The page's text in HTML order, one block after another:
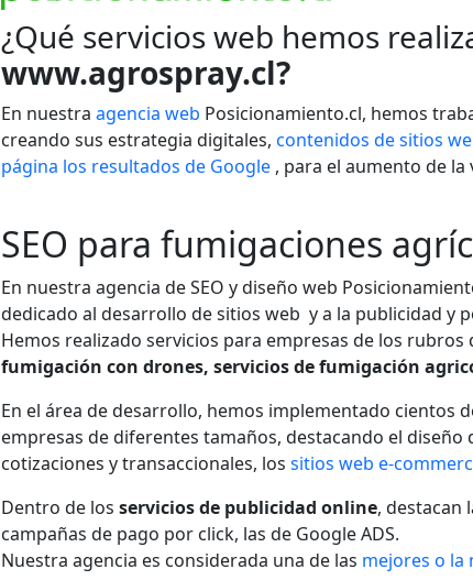
¿Qué servicios web hemos
www.agrospray.cl?
En nuestraagencia web Posicionamiento.cl, hemos
creando sus estrategia digitales,contenidos de sitios
página los resultados de Google , para el aumento de
SEO para fumigaciones
En nuestra agencia de SEO y diseño web
dedicado al desarrollo de sitios web y a la publicidad y
Hemos realizado servicios para empresas de los rubros
fumigación con drones, servicios de fumigación
En el área de desarrollo, hemos implementado cientos
empresas de diferentes tamaños, destacando el
cotizaciones y transaccionales, lossitios web e-
Dentro de losservicios de publicidad online, destacan
campañas de pago por click, las de Google ADS.
Nuestra agencia es considerada una de las mejores o la